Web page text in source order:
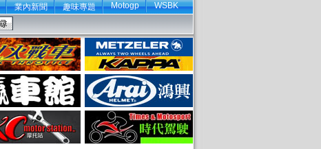
業內新聞 趣味專題 Motogp WSBK